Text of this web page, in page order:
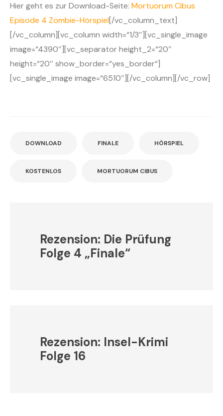
Hier geht es zur Download-Seite: Mortuorum Cibus
Episode 4 Zombie-Hörspiel[/vc_column_text]
[/vc_column][vc_column width=“1/3″][vc_single_image
image=“4390″][vc_separator height_2=“20″
height=“20″ show_border=“yes_border“]
[vc_single_image image=“6510″][/vc_column][/vc_row]
DOWNLOAD FINALE HÖRSPIEL
KOSTENLOS MORTUORUM CIBUS
Rezension: Die Prüfung
Folge 4 „Finale“
Rezension: Insel-Krimi
Folge 16